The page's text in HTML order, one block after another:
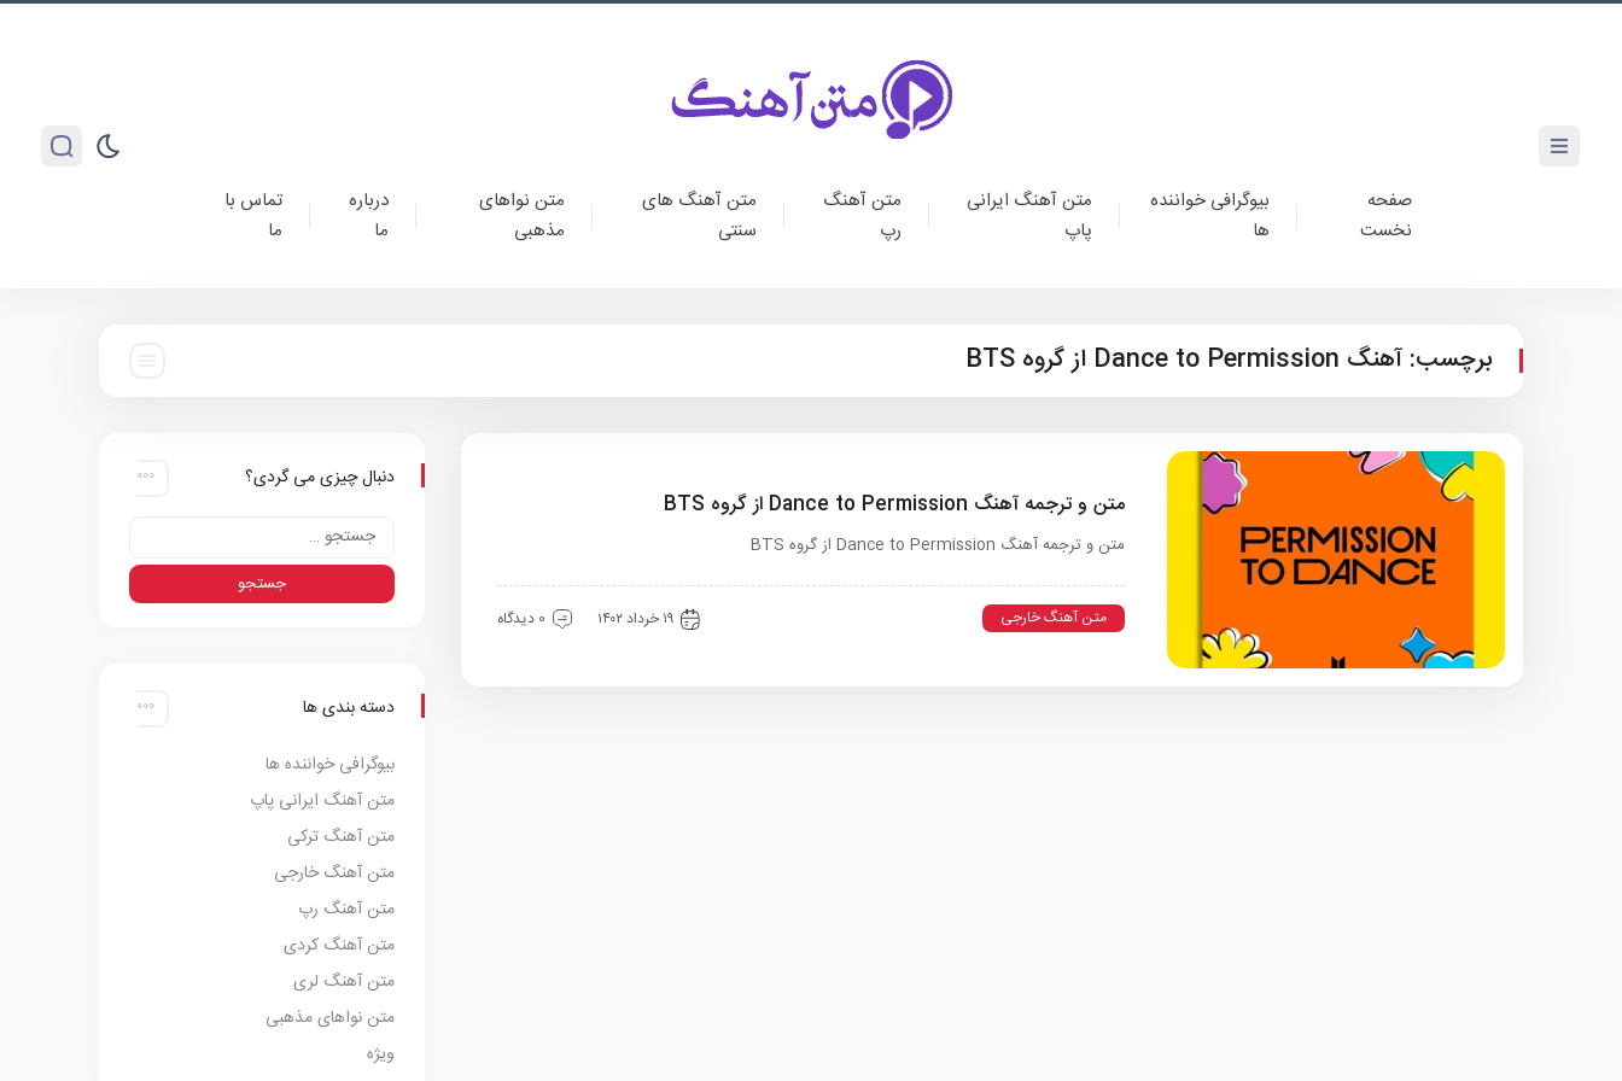
صفحه
نخست
بیوگرافی خواننده
ها
متن آهنگ ایرانی
پاپ
متن آهنگ
رپ
متن آهنگ های
سنتی
متن نواهای
مذهبی
درباره
ما
تماس با
ما
برچسب: آهنگ Dance to Permission از گروه BTS
متن و ترجمه آهنگ Dance to Permission از گروه BTS
متن و ترجمه آهنگ Dance to Permission از گروه BTS
متن آهنگ خارجی ۱۹ خرداد ۱۴۰۲ 0 دیدگاه
دنبال چیزی می گردی؟
دسته بندی ها
بیوگرافی خواننده ها
متن آهنگ ایرانی پاپ
متن آهنگ ترکی
متن آهنگ خارجی
متن آهنگ رپ
متن آهنگ کردی
متن آهنگ لری
متن نواهای مذهبی
ویژه